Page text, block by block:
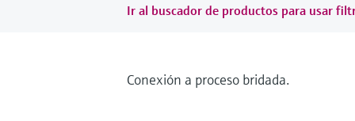
Ir al buscador de productos para usar
Conexión a proceso bridada.